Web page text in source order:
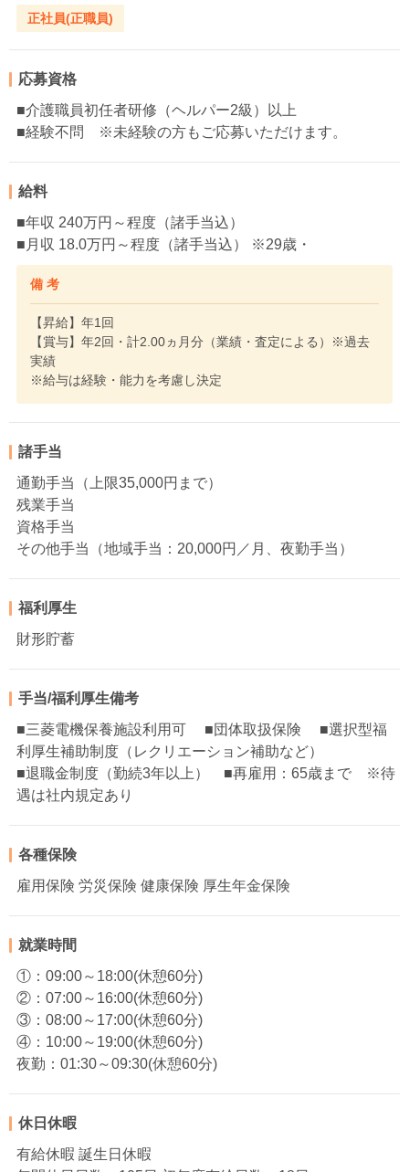
正社員(正職員)
応募資格
■介護職員初任者研修（ヘルパー2級）以上
■経験不問 ※未経験の方もご応募いただけます。
給料
■年収 240万円～程度（諸手当込）
■月収 18.0万円～程度（諸手当込） ※29歳・
備 考
【昇給】年1回
【賞与】年2回・計2.00ヵ月分（業績・査定による）※過去
実績
※給与は経験・能力を考慮し決定
諸手当
通勤手当（上限35,000円まで）
残業手当
資格手当
その他手当（地域手当：20,000円／月、夜勤手当）
福利厚生
財形貯蓄
手当/福利厚生備考
■三菱電機保養施設利用可 ■団体取扱保険 ■選択型福
利厚生補助制度（レクリエーション補助など）
■退職金制度（勤続3年以上） ■再雇用：65歳まで ※待
遇は社内規定あり
各種保険
雇用保険 労災保険 健康保険 厚生年金保険
就業時間
①：09:00～18:00(休憩60分)
②：07:00～16:00(休憩60分)
③：08:00～17:00(休憩60分)
④：10:00～19:00(休憩60分)
夜勤：01:30～09:30(休憩60分)
休日休暇
有給休暇 誕生日休暇